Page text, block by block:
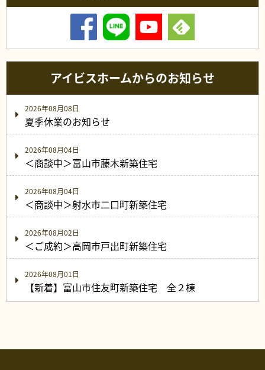
アイビスホームからのお知らせ
2026年08月08日
夏季休業のお知らせ
2026年08月04日
＜商談中＞富山市藤木新築住宅
2026年08月04日
＜商談中＞射水市二口町新築住宅
2026年08月02日
＜ご成約＞高岡市戸出町新築住宅
2026年08月01日
【新着】富山市住友町新築住宅 全２棟